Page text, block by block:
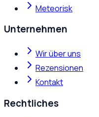
Meteorisk
Unternehmen
Wir über uns
Rezensionen
Kontakt
Rechtliches